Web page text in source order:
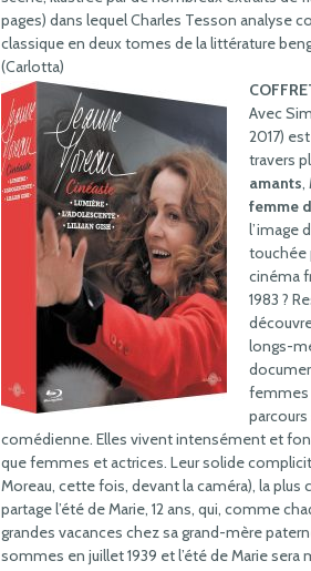
pages) dans lequel Charles Tesson analyse
classique en deux tomes de la littérature
(Carlotta)
Avec
2017)
travers
amants,
femme
l’image
touchée
cinéma
1983 ?
longs-
femmes
comédienne. Elles vivent intensément et
que femmes et actrices. Leur solide
Moreau, cette fois, devant la caméra), la plus
partage l’été de Marie, 12 ans, qui, comme
grandes vacances chez sa grand-mère
sommes en juillet 1939 et l’été de Marie sera